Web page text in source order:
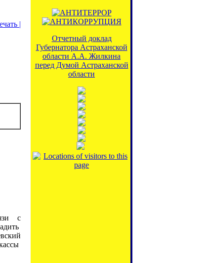
|
с
Отчетный доклад
Губернатора Астраханской
области А.А. Жилкина
перед Думой Астраханской
области